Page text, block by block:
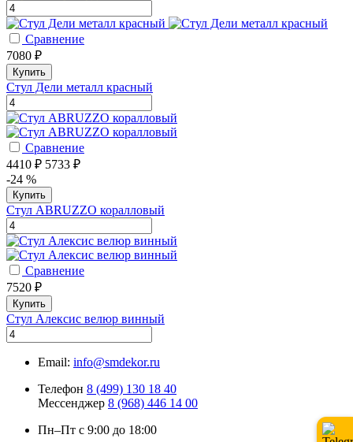
Сравнение
7080 ₽
Купить
Стул Дели металл красный
Сравнение
4410 ₽ 5733 ₽
-24 %
Купить
Стул ABRUZZO коралловый
Сравнение
7520 ₽
Купить
Стул Алексис велюр винный
Email: info@smdekor.ru
Телефон 8 (499) 130 18 40
Мессенджер 8 (968) 446 14 00
Пн–Пт с 9:00 до 18:00